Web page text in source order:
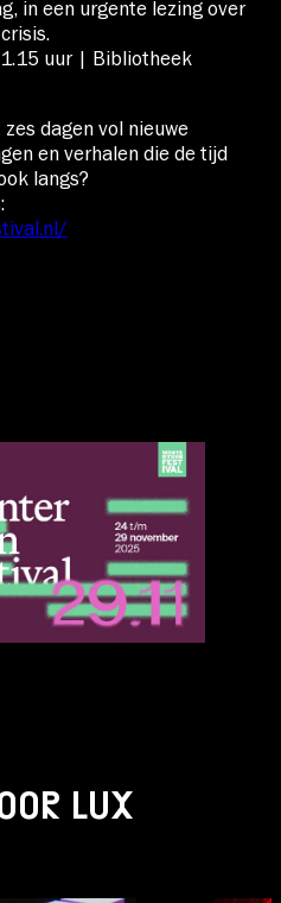
in een urgente lezing over
uur | Bibliotheek
dagen vol nieuwe
en verhalen die de tijd
langs?
LUX